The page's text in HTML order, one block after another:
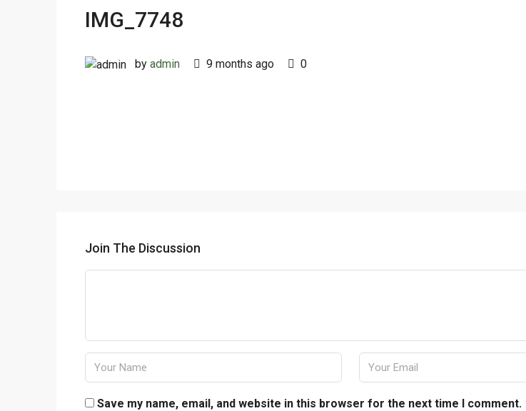
IMG_7748
by admin 9 months ago 0
Join The Discussion
Save my name, email, and website in this browser for the next time I comment.